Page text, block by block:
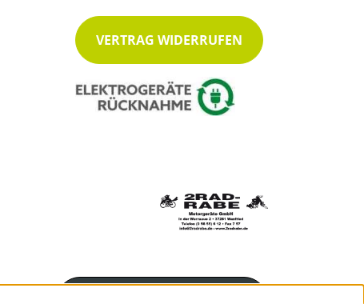
VERTRAG WIDERRUFEN